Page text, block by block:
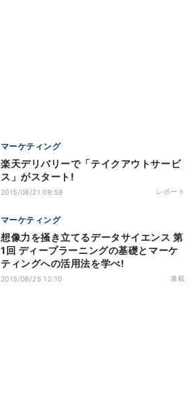
マーケティング
楽天デリバリーで「テイクアウトサービ
ス」がスタート!
2015/08/21 09:59 レポート
マーケティング
想像力を掻き立てるデータサイエンス 第
1回 ディープラーニングの基礎とマーケ
ティングへの活用法を学べ!
2015/08/25 12:10 連載